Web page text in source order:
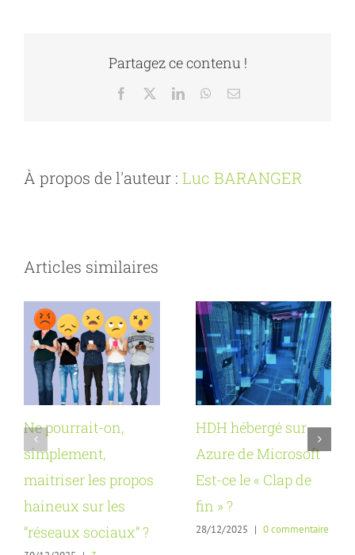
Partagez ce contenu !
Facebook LinkedInWhatsApp
Email
À propos de l'auteur : Luc BARANGER
Articles similaires
Ne pourrait-on,
simplement,
maitriser les propos
haineux sur les
“réseaux sociaux” ?
HDH hébergé sur
Azure de Microsoft
Est-ce le « Clap de
fin » ?
28/12/2025 | 0 commentaire